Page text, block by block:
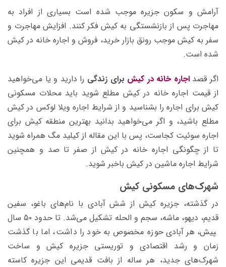
آرامش و سکون جزیره موجب شده است بسیاری از افراد به
مهاجرت پس از بازنشستگی به کیش فکر کنند. افزایش مهاجرت و
سفر به کیش موجب رونق بازار خرید، فروش و اجاره خانه در کیش
شده است.
اگر قصداجاره خانه در کیش برای زندگی را دارید و یا می‌خواهید
از قیمت اجاره خانه در کیش مطلع شوید باید محلات مسکونی
کیش برای اجاره را بشناسید و از شرایط اجاره ویلا لوکس در کیش
مطلع باشید، و اگر می‌خواهید بدانید بهترین منطقه کیش برای
اجاره سوئیت کجاست، پس با این مقاله از کیلید مگ همراه شوید
تا از چگونگی اجاره خانه در کیش از صفر تا صد و همچنین
شرایط اجاره ماشین در کیش باخبر شوید.
شهرک‌های مسکونی کیش
در گذشته، جزیره کیش از شش آبادی با نام‌های باغو، سفین
قدیم، دیهو، ماشه، سجم و الحله تشکیل می‌شد. تا حدود ۵۰ سال
‍‍‍‍‍‍‍‍‍پیش، هر آبادی حوزه مخصوص به خود را داشت، اما با گذشت
زمان و رشد اقتصادی و توریستی جزیره کیش و ساخت
شهرک‌های جدید، هر ساله از بافت قدیمی این جزیره کاسته